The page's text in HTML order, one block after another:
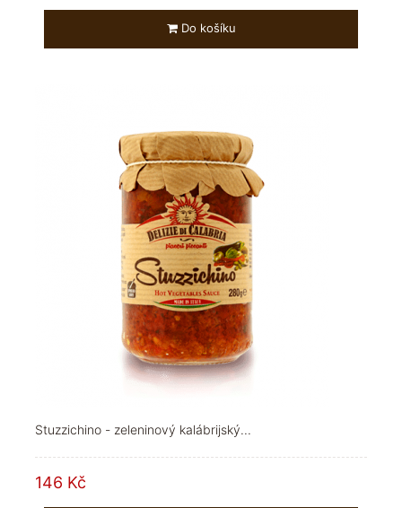
Do košíku
Stuzzichino - zeleninový kalábrijský...
146 Kč